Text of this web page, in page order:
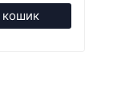
кошик